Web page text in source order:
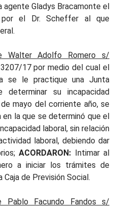
agente Gladys Bracamonte el
por el Dr. Scheffer al que
Walter Adolfo Romero s/
17 por medio del cual el
se le practique una Junta
su incapacidad
mayo del corriente año, se
la que se determinó que el
laboral, sin relación
laboral, debiendo dar
ACORDARON: Intimar al
a iniciar los trámites de
de Previsión Social.
Pablo Facundo Fandos s/